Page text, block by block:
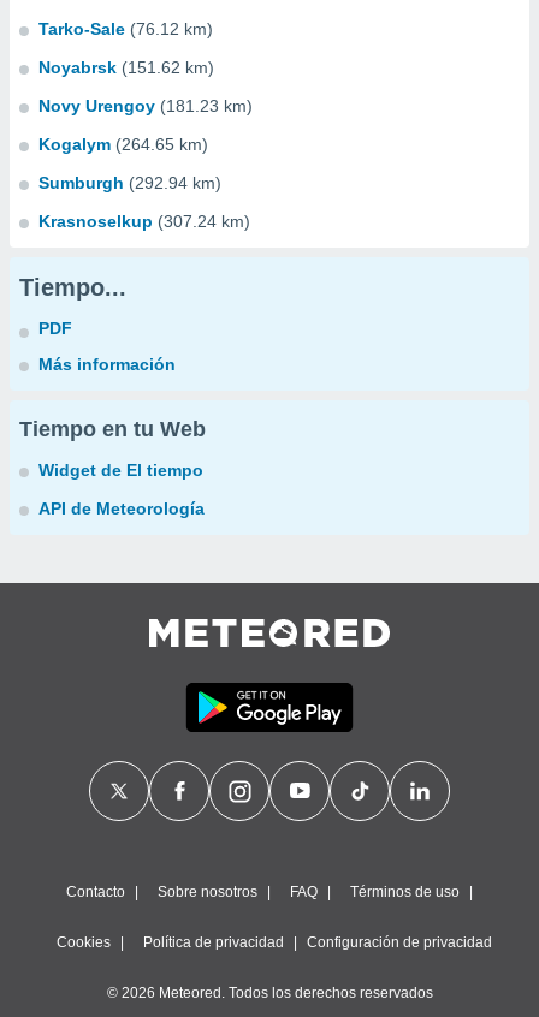
Tarko-Sale (76.12 km)
Noyabrsk (151.62 km)
Novy Urengoy (181.23 km)
Kogalym (264.65 km)
Sumburgh (292.94 km)
Krasnoselkup (307.24 km)
Tiempo...
PDF
Más información
Tiempo en tu Web
Widget de El tiempo
API de Meteorología
Contacto Sobre nosotros FAQ Términos de uso
Cookies Política de privacidad Configuración de privacidad
© 2026 Meteored. Todos los derechos reservados